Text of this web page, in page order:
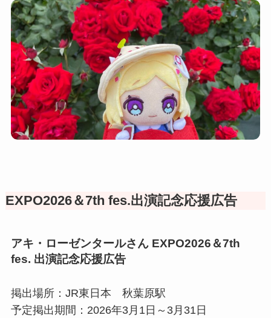
EXPO2026＆7th fes.出演記念応援広告
アキ・ローゼンタールさん EXPO2026＆7th
fes. 出演記念応援広告
掲出場所：JR東日本 秋葉原駅
予定掲出期間：2026年3月1日～3月31日